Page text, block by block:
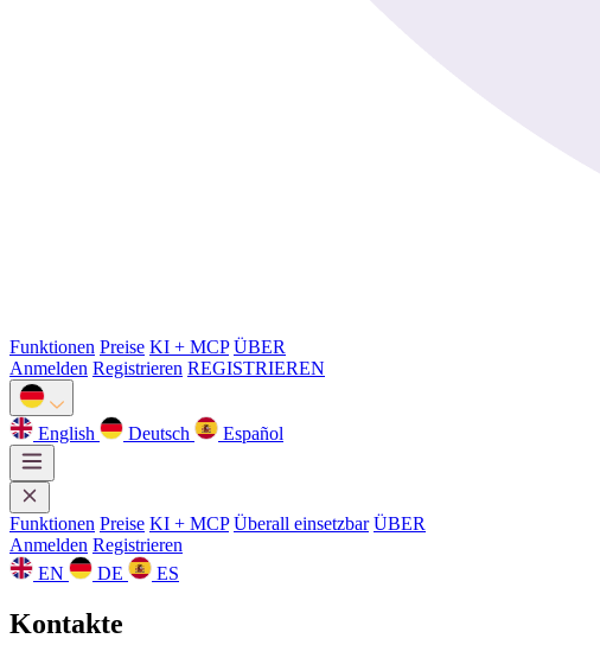
Funktionen Preise KI + MCP ÜBER
Anmelden Registrieren REGISTRIEREN
English Deutsch Español
Funktionen Preise KI + MCP Überall einsetzbar ÜBER
Anmelden Registrieren
EN
DE ES
Kontakte